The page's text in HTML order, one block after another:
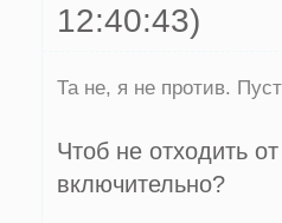
12:40:43)
Та не, я не против.
Чтоб не отходить
включительно?